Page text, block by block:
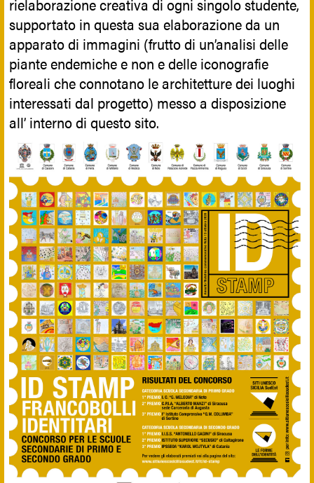
supportato in questa sua elaborazione da un
apparato di immagini (frutto di un’analisi delle
piante endemiche e non e delle iconografie
floreali che connotano le architetture dei luoghi
interessati dal progetto) messo a disposizione
all’ interno di questo sito.